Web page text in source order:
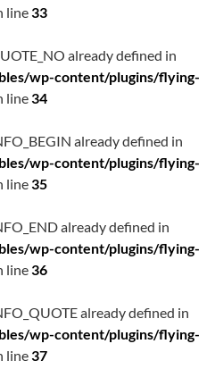
line33
already defined in
wp-content/plugins/flying-
line34
already defined in
wp-content/plugins/flying-
line35
already defined in
wp-content/plugins/flying-
line36
already defined in
wp-content/plugins/flying-
line37